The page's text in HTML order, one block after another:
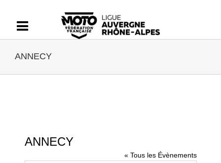
contenu
ANNECY
ANNECY
« Tous les Évènements